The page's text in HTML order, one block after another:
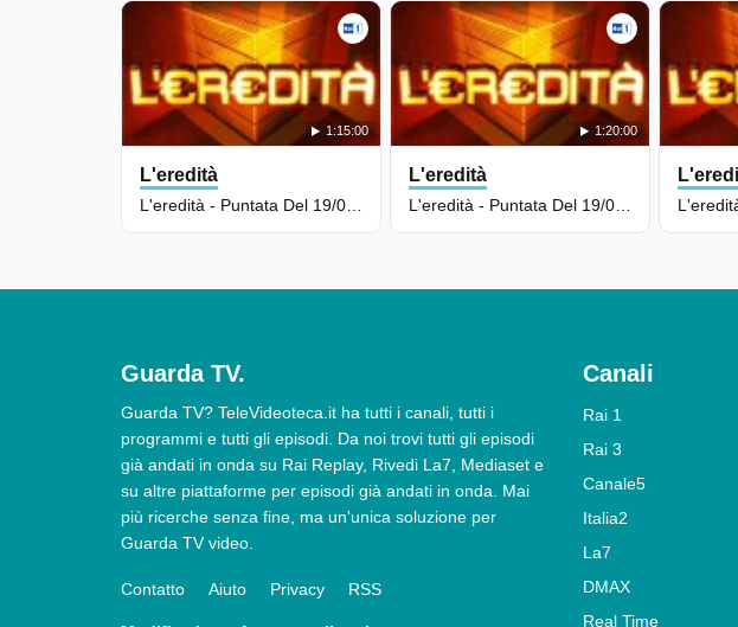
1:15:00
L'eredità
1:20:00
L'eredità
Guarda TV.
Guarda TV? TeleVideoteca.it ha tutti i canali, tutti i
programmi e tutti gli episodi. Da noi trovi tutti gli episodi
già andati in onda su Rai Replay, Rivedi La7, Mediaset e
su altre piattaforme per episodi già andati in onda. Mai
più ricerche senza fine, ma un'unica soluzione per
Guarda TV video.
Contatto Aiuto Privacy RSS
Canali
Rai 1
Rai 3
Canale5
Italia2
La7
DMAX
Real Time